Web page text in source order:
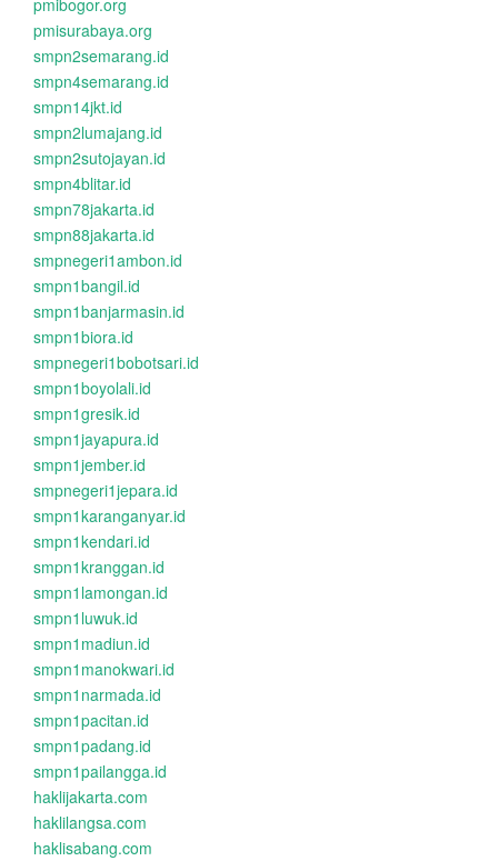
pmibogor.org
pmisurabaya.org
smpn2semarang.id
smpn4semarang.id
smpn14jkt.id
smpn2lumajang.id
smpn2sutojayan.id
smpn4blitar.id
smpn78jakarta.id
smpn88jakarta.id
smpnegeri1ambon.id
smpn1bangil.id
smpn1banjarmasin.id
smpn1biora.id
smpnegeri1bobotsari.id
smpn1boyolali.id
smpn1gresik.id
smpn1jayapura.id
smpn1jember.id
smpnegeri1jepara.id
smpn1karanganyar.id
smpn1kendari.id
smpn1kranggan.id
smpn1lamongan.id
smpn1luwuk.id
smpn1madiun.id
smpn1manokwari.id
smpn1narmada.id
smpn1pacitan.id
smpn1padang.id
smpn1pailangga.id
haklijakarta.com
haklilangsa.com
haklisabang.com